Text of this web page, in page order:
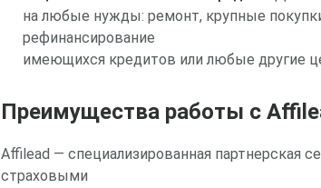
на любые нужды: ремонт, крупные
рефинансирование
имеющихся кредитов или любые другие
Преимущества работы с
Affilead — специализированная партнерская
страховыми